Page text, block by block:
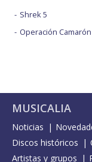
Shrek 5
Operación
MUSICALIA
Noticias
Discos históricos
Artistas y grupos